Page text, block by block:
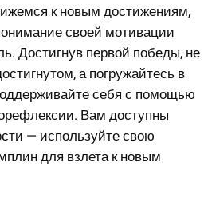
к новым достижениям,
своей мотивации
Достигнув первой победы, не
а погружайтесь в
себя с помощью
Вам доступны
— используйте свою
для взлета к новым